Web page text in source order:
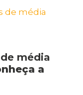
média
a